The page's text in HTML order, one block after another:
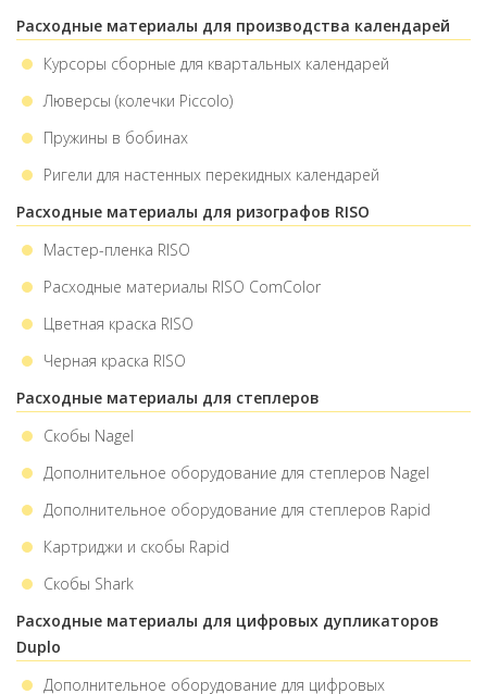
Расходные материалы для производства календарей
Курсоры сборные для квартальных календарей
Люверсы (колечки Piccolo)
Пружины в бобинах
Ригели для настенных перекидных календарей
Расходные материалы для ризографов RISO
Мастер-пленка RISO
Расходные материалы RISO ComColor
Цветная краска RISO
Черная краска RISO
Расходные материалы для степлеров
Cкобы Nagel
Дополнительное оборудование для степлеров Nagel
Дополнительное оборудование для степлеров Rapid
Картриджи и скобы Rapid
Скобы Shark
Расходные материалы для цифровых дупликаторов
Duplo
Дополнительное оборудование для цифровых